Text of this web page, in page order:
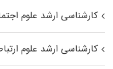
کارشناسی ارشد علوم
کارشناسی ارشد علوم